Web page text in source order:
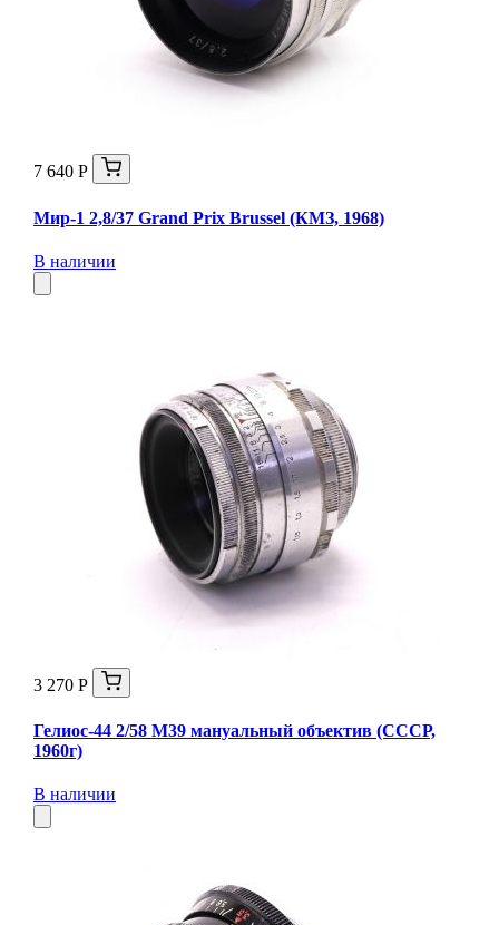
7 640 Р
Мир-1 2,8/37 Grand Prix Brussel (КМЗ, 1968)
В наличии
3 270 Р
Гелиос-44 2/58 М39 мануальный объектив (СССР,
1960г)
В наличии